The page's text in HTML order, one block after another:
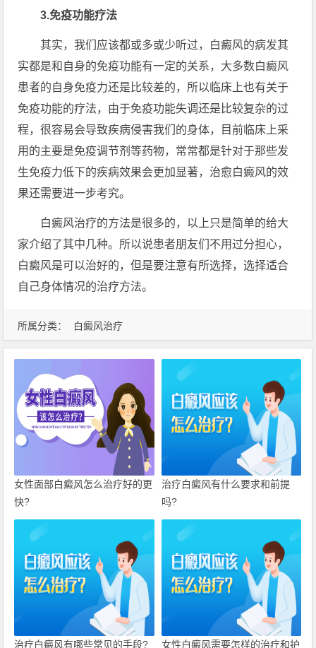
所属分类： 白癜风治疗
3.免疫功能疗法
其实，我们应该都或多或少听过，白癜风的病发其
实都是和自身的免疫功能有一定的关系，大多数白癜风
患者的自身免疫力还是比较差的，所以临床上也有关于
免疫功能的疗法，由于免疫功能失调还是比较复杂的过
程，很容易会导致疾病侵害我们的身体，目前临床上采
用的主要是免疫调节剂等药物，常常都是针对于那些发
生免疫力低下的疾病效果会更加显著，治愈白癜风的效
果还需要进一步考究。
白癜风治疗的方法是很多的，以上只是简单的给大
家介绍了其中几种。所以说患者朋友们不用过分担心，
白癜风是可以治好的，但是要注意有所选择，选择适合
自己身体情况的治疗方法。
女性面部白癜风怎么治疗好的更
快?
治疗白癜风有什么要求和前提
吗?
治疗白癜风有哪些常见的手段? 女性白癜风需要怎样的治疗和护